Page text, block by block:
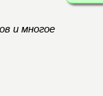
и многое